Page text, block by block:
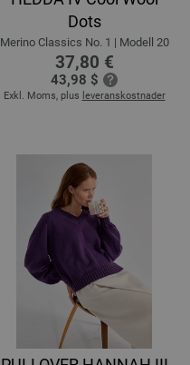
Dots
Merino Classics No. 1 | Modell 20
37,80 €
43,98 $
Exkl. Moms, plus leveranskostnader